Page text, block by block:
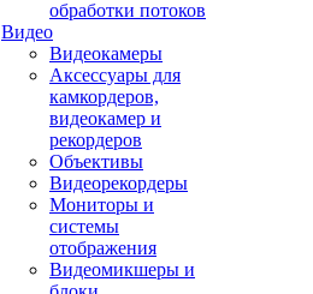
обработки потоков
Видео
Видеокамеры
Аксессуары для
камкордеров,
видеокамер и
рекордеров
Объективы
Видеорекордеры
Мониторы и
системы
отображения
Видеомикшеры и